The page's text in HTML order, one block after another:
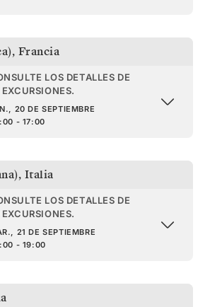
, Francia
LOS DETALLES DE
20 DE SEPTIEMBRE
- 17:00
, Italia
LOS DETALLES DE
21 DE SEPTIEMBRE
- 19:00